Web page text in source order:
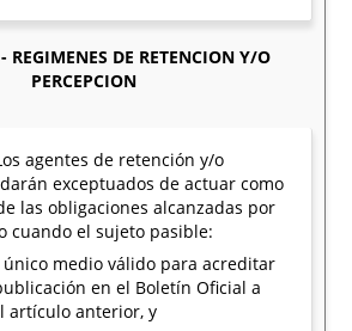
REGIMENES DE RETENCION Y/O
PERCEPCION
agentes de retención y/o
exceptuados de actuar como
las obligaciones alcanzadas por
cuando el sujeto pasible:
único medio válido para acreditar
en el Boletín Oficial a
artículo anterior, y